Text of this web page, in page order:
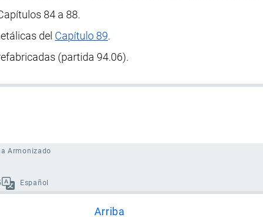
84 a 88.
del Capítulo 89.
(partida 94.06).
Armonizado
Español
Arriba